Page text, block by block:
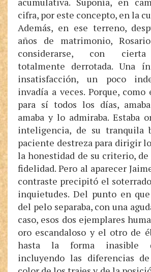
cifra, por este concepto, en la
Además, en ese terreno,
años de matrimonio,
considerarse, con cierta
totalmente derrotada. Una
insatisfacción, un poco
invadía a veces. Porque,
para sí todos los días,
amaba y lo admiraba. Estaba
inteligencia, de su tranquila
paciente destreza para dirigir
la honestidad de su criterio,
fidelidad. Pero al aparecer
contraste precipitó el
inquietudes. Del punto en
del pelo separaba, con una
caso, esos dos ejemplares
oro escandaloso y el otro de
hasta la forma inasible
incluyendo las diferencias